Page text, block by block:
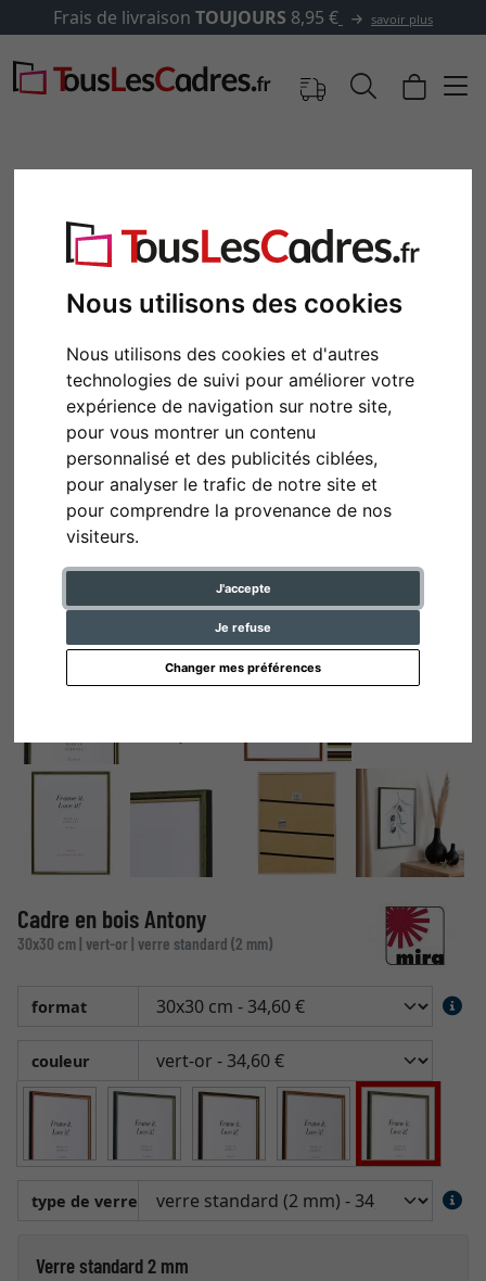
Nous utilisons des cookies
Nous utilisons des cookies et d'autres
technologies de suivi pour améliorer votre
expérience de navigation sur notre site,
pour vous montrer un contenu
personnalisé et des publicités ciblées,
pour analyser le trafic de notre site et
pour comprendre la provenance de nos
visiteurs.
J'accepte
Je refuse
Changer mes préférences
TOUJOURS8,95 € savoir plus
Retour
Cadre en bois Antony
30x30 cm | vert-or | verre standard (2 mm)
format
couleur
type de verre
Verre standard 2 mm